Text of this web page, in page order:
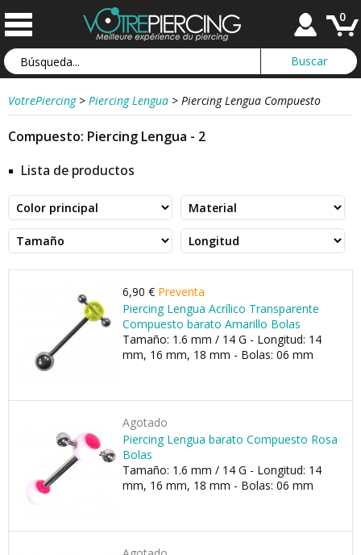
0
VotrePiercing > Piercing Lengua > Piercing Lengua Compuesto
Compuesto: Piercing Lengua - 2
Lista de productos
6,90 € Preventa
Piercing Lengua Acrílico Transparente
Compuesto barato Amarillo Bolas
Tamaño: 1.6 mm / 14 G - Longitud: 14
mm, 16 mm, 18 mm - Bolas: 06 mm
Agotado
Piercing Lengua barato Compuesto Rosa
Bolas
Tamaño: 1.6 mm / 14 G - Longitud: 14
mm, 16 mm, 18 mm - Bolas: 06 mm